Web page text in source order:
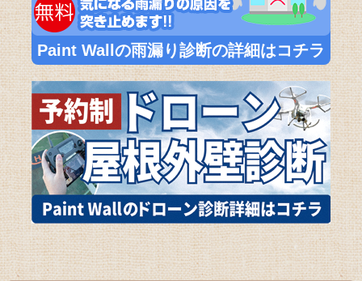
Paint Wallの雨漏り診断の詳細はコチラ